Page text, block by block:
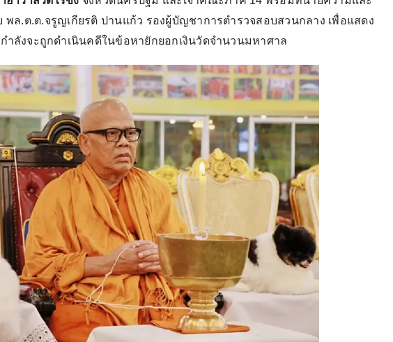
ล.ต.ต.จรูญเกียรติ ปานแก้ว รองผู้บัญชาการตำรวจสอบสวนกลาง เพื่อแสดง
ำลังจะถูกดำเนินคดีในข้อหายักยอกเงินวัดจำนวนมหาศาล